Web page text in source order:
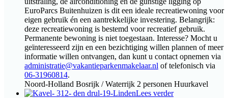
EuroParcs Buitenhuizen is dit een ideale recreatiewoning voor
eigen gebruik én een aantrekkelijke investering. Belangrijk:
deze recreatiewoning is bestemd voor recreatief gebruik.
Permanente bewoning is niet toegestaan. Interesse? Mocht u
geïnteresseerd zijn en een bezichtiging willen plannen of meer
informatie willen ontvangen, dan kunt u contact opnemen via
administratie@vakantieparkenmakelaar.nl of telefonisch via
06-31960814.
Noord-Holland Bosrijk / Waterrijk 2 personen Huurkavel
Lees verder